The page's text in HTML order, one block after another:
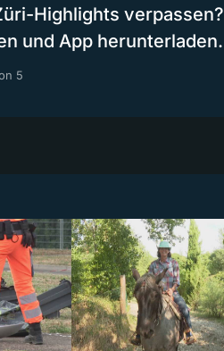
Highlights verpassen?
und App herunterladen.
5